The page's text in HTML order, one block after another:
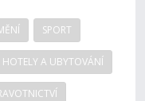
SPORT
HOTELY A UBYTOVÁNÍ